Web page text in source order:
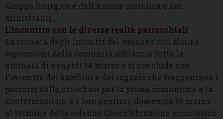
Gruppo liturgico e dell’Azione cattolica e dei
ministranti.
L’incontrro con le diverse realtà parrocchiali
La cronaca degli incontri del vescovo con alcune
espressioni della comunità abbraccia tutta la
giornata di venerdì 14 marzo e si conclude con
l’incontro dei bambini e dei ragazzi che frequentano i
percorsi della catechesi per la prima comunione e la
Confermazione, e i loro genitori, domenica 16 marzo
al termine della solenne Concelebrazione eucaristica.